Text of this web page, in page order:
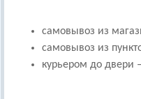
самовывоз из
самовывоз из
курьером до двери